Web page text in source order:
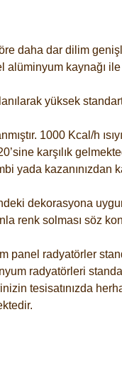
daha dar dilim
kaynağı
yüksek
1000 Kcal/h
karşılık
yada
dekorasyona
renk solması söz
radyatörler
radyatörleri
tesisatınızda